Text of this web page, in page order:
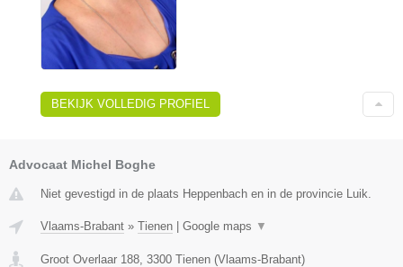
BEKIJK VOLLEDIG PROFIEL
Advocaat Michel Boghe
Niet gevestigd in de plaats Heppenbach en in de provincie Luik.
Vlaams-Brabant » Tienen Google maps ▼
Groot Overlaar 188 3300 Tienen (Vlaams-Brabant)